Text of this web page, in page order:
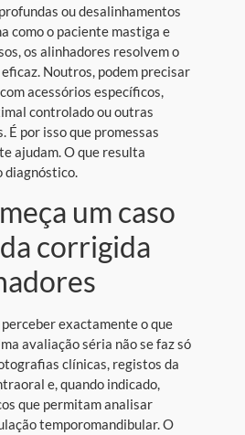
ou desalinhamentos
como o paciente mastiga e
os alinhadores resolvem o
Noutros, podem precisar
acessórios específicos,
controlado ou outras
É por isso que promessas
ajudam. O que resulta
diagnóstico.
um caso
corrigida
exactamente o que
avaliação séria não se faz só
clínicas, registos da
e, quando indicado,
que permitam analisar
temporomandibular. O